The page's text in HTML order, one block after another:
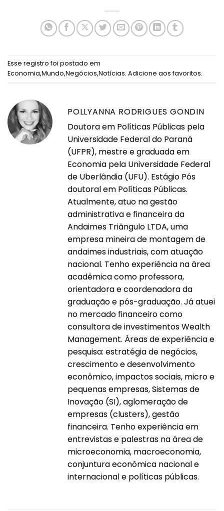
Esse registro foi postado em
Economia,Mundo,Negócios,Notícias. Adicione aos favoritos.
POLLYANNA RODRIGUES GONDIN
Doutora em Políticas Públicas pela
Universidade Federal do Paraná
(UFPR), mestre e graduada em
Economia pela Universidade Federal
de Uberlândia (UFU). Estágio Pós
doutoral em Políticas Públicas.
Atualmente, atuo na gestão
administrativa e financeira da
Andaimes Triângulo LTDA, uma
empresa mineira de montagem de
andaimes industriais, com atuação
nacional. Tenho experiência na área
acadêmica como professora,
orientadora e coordenadora da
graduação e pós-graduação. Já atuei
no mercado financeiro como
consultora de investimentos Wealth
Management. Áreas de experiência e
pesquisa: estratégia de negócios,
crescimento e desenvolvimento
econômico, impactos sociais, micro e
pequenas empresas, Sistemas de
Inovação (SI), aglomeração de
empresas (clusters), gestão
financeira. Tenho experiência em
entrevistas e palestras na área de
microeconomia, macroeconomia,
conjuntura econômica nacional e
internacional e políticas públicas.